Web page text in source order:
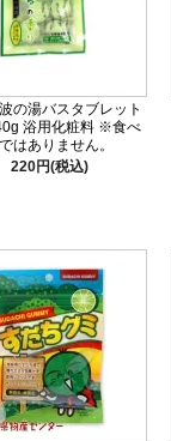
の湯バスタブレット
浴用化粧料 ※食べ
はありません。
220円(税込)